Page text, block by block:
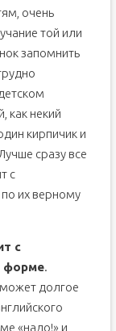
очень
той или
запомнить
как некий
кирпичик и
сразу все
с
их верному
с
форме.
долгое
«надо!» и